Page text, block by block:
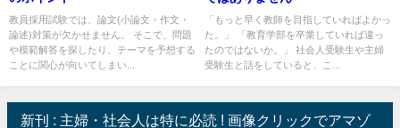
教員採用試験では、論文(小論文・作文・
論述)対策が欠かせません。 そこで、問題
や模範解答を探したり、テーマを予想する
ことに関心が向いてしまい...
「もっと早く教師を目指していればよかっ
た。」 「教育学部を卒業していれば違っ
たのではないか。」 社会人受験生や主婦
受験生と話をしていると、こ...
新刊 : 主婦・社会人は特に必読 ! 画像クリックでアマゾ